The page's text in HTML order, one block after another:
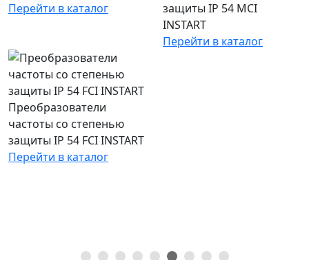
Перейти в каталог
защиты IP 54 MCI
INSTART
Перейти в каталог
Преобразователи
частоты со степенью
защиты IP 54 FCI INSTART
Перейти в каталог